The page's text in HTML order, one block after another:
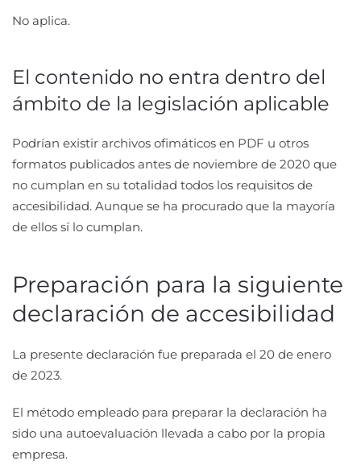
No aplica.
El contenido no entra dentro del
ámbito de la legislación aplicable
Podrían existir archivos ofimáticos en PDF u otros
formatos publicados antes de noviembre de 2020 que
no cumplan en su totalidad todos los requisitos de
accesibilidad. Aunque se ha procurado que la mayoría
de ellos sí lo cumplan.
Preparación para la siguiente
declaración de accesibilidad
La presente declaración fue preparada el 20 de enero
de 2023.
El método empleado para preparar la declaración ha
sido una autoevaluación llevada a cabo por la propia
empresa.